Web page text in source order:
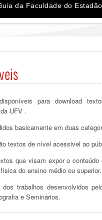
da Faculdade do
para download
UFV .
basicamente em duas
textos de nível acessivel ao
que visam expor o
do ensino médio ou superior.
trabalhos desenvolvidos
e Seminários.